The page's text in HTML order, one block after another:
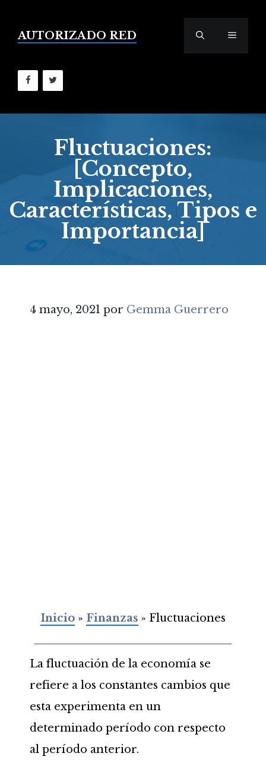
contenido
AUTORIZADO RED MENÚ
Fluctuaciones:
[Concepto,
Implicaciones,
Características, Tipos e
Importancia]
4 mayo, 2021 por Gemma Guerrero
Inicio» Finanzas » Fluctuaciones
La fluctuación de la economía se
refiere a los constantes cambios que
esta experimenta en un
determinado período con respecto
al período anterior.